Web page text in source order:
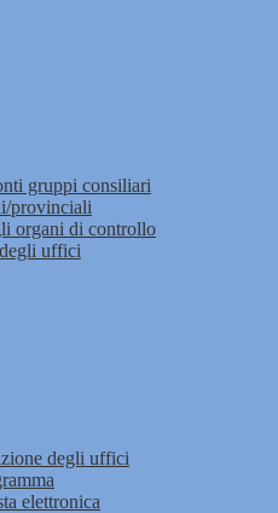
gruppi consiliari
provinciali
organi di controllo
uffici
degli uffici
elettronica